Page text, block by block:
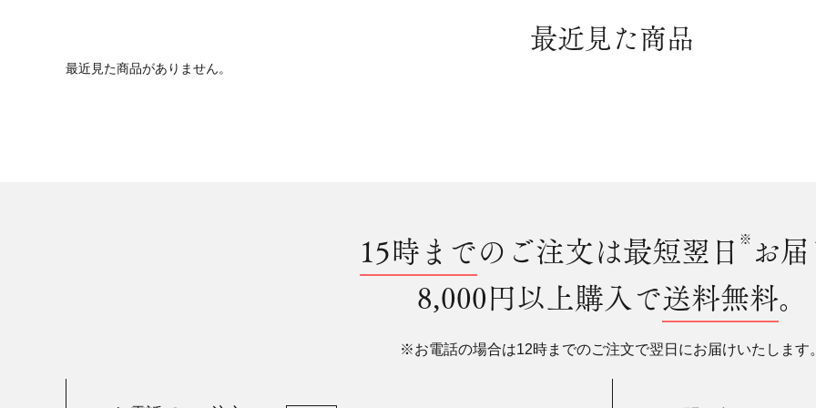
最近見た商品
最近見た商品がありません。
15時までのご注文は最短翌日 ※ お
8,000円以上購入で送料無料。
※お電話の場合は12時までのご注文で翌日にお届けいたします